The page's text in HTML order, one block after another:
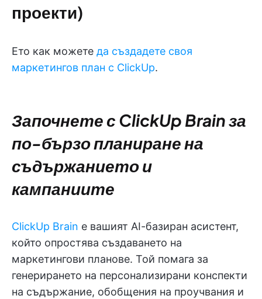
проекти)
Ето как можете да създадете своя
маркетингов план с ClickUp.
Започнете с ClickUp Brain за
по-бързо планиране на
съдържанието и
кампаниите
ClickUp Brain е вашият AI-базиран асистент,
който опростява създаването на
маркетингови планове. Той помага за
генерирането на персонализирани конспекти
на съдържание, обобщения на проучвания и